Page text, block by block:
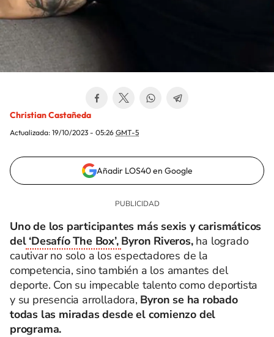
Christian Castañeda
Actualizada: 19/10/2023 - 05:26 GMT-5
Añadir LOS40 en Google
Uno de los participantes más sexis y carismáticos
del‘Desafío The Box’, Byron Riveros,ha logrado
cautivar no solo a los espectadores de la
competencia, sino también a los amantes del
deporte. Con su impecable talento como deportista
y su presencia arrolladora, Byron se ha robado
todas las miradas desde el comienzo del
programa.